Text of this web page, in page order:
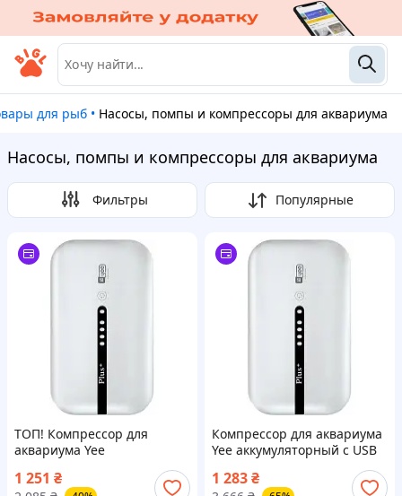
для рыб • Насосы, помпы и компрессоры для аквариума
Насосы, помпы и компрессоры для аквариума
Фильтры Популярные
ТОП! Компрессор для
аквариума Yee
кабелем 3 Вт
1 251 ₴
Компрессор для аквариума
Yee аккумуляторный с USB
(6922192995886)- (Мрія)
1 283₴